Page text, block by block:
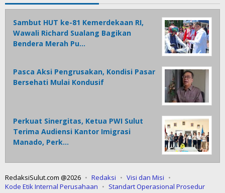
Sambut HUT ke-81 Kemerdekaan RI,
Wawali Richard Sualang Bagikan
Bendera Merah Pu…
Pasca Aksi Pengrusakan, Kondisi Pasar
Bersehati Mulai Kondusif
Perkuat Sinergitas, Ketua PWI Sulut
Terima Audiensi Kantor Imigrasi
Manado, Perk…
RedaksiSulut.com @2026 Redaksi
Visi dan Misi
Kode Etik Internal Perusahaan
Standart Operasional Prosedur